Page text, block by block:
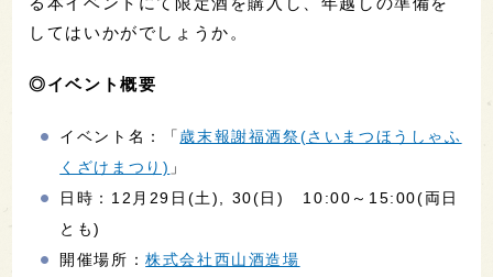
してはいかがでしょうか。
◎イベント概要
イベント名：「 歳末報謝福酒祭(さいまつほうしゃふ
くざけまつり) 」
日時：12月29日(土), 30(日) 10:00～15:00(両日
とも)
開催場所：株式会社西山酒造場